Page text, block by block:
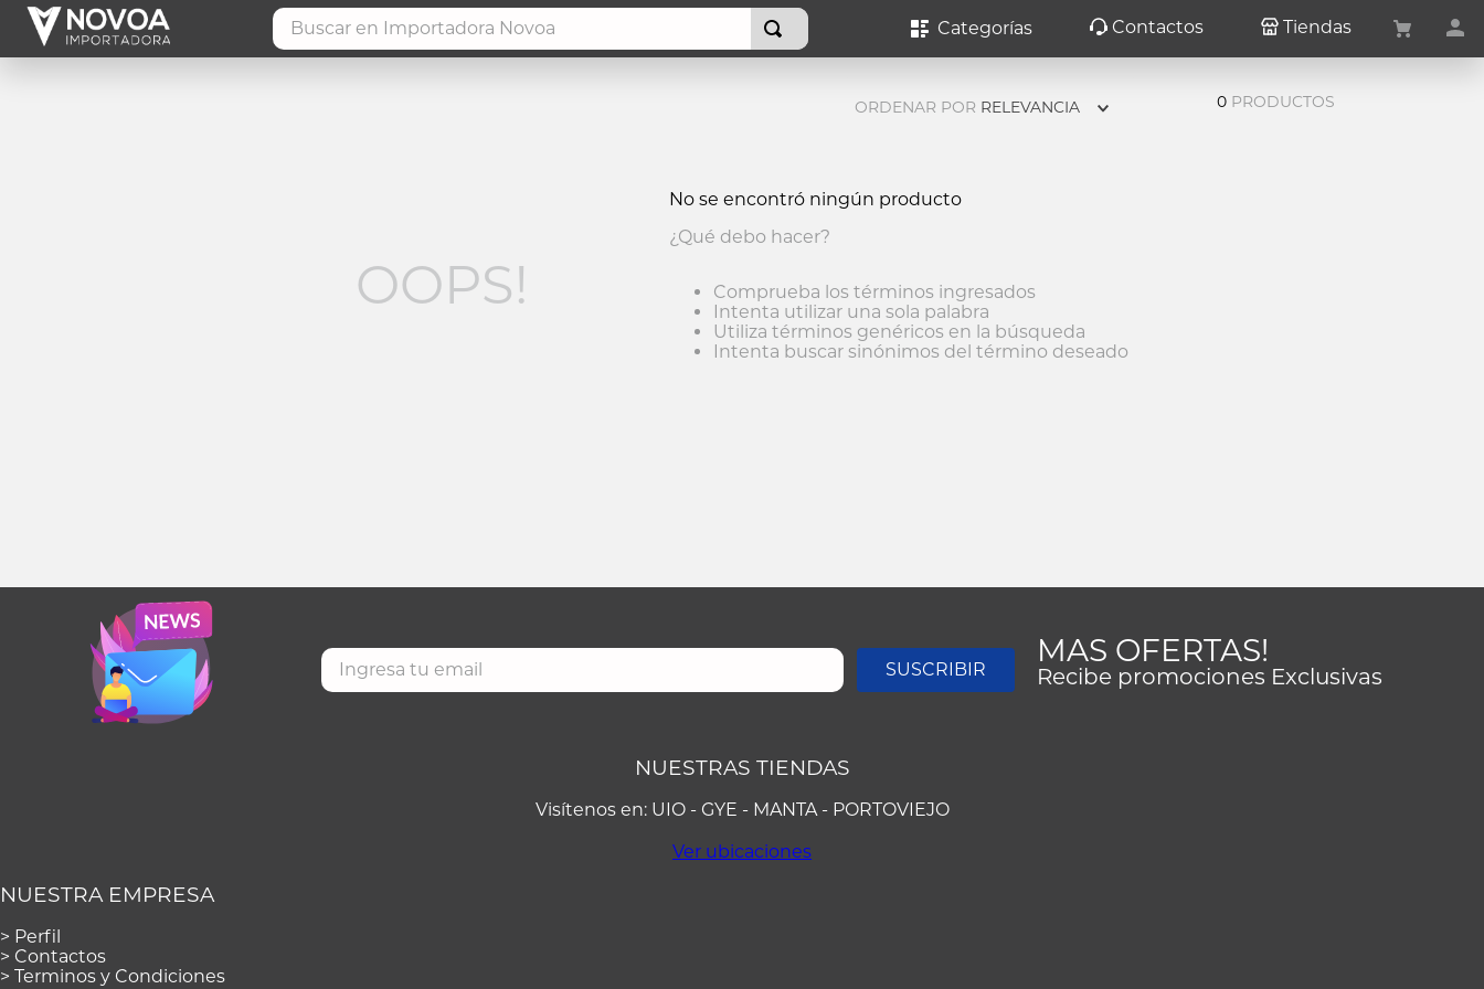
Buscar en Importadora Novoa
Categorías Contactos Tiendas
ORDENAR POR RELEVANCIA 0 PRODUCTOS
OOPS!
No se encontró ningún producto
¿Qué debo hacer?
Comprueba los términos ingresados
Intenta utilizar una sola palabra
Utiliza términos genéricos en la búsqueda
Intenta buscar sinónimos del término deseado
SUSCRIBIR MAS OFERTAS!
Recibe promociones Exclusivas
NUESTRAS TIENDAS
Visítenos en: UIO - GYE - MANTA - PORTOVIEJO
Ver ubicaciones
NUESTRA EMPRESA
> Perfil
> Contactos
> Terminos y Condiciones